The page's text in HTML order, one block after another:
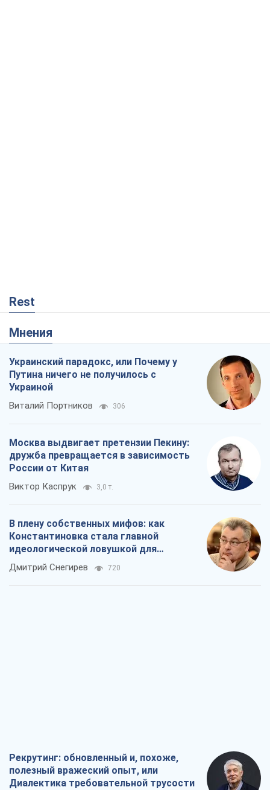
Rest
Мнения
Украинский парадокс, или Почему у
Путина ничего не получилось с
Украиной
Виталий Портников 306
Москва выдвигает претензии Пекину:
дружба превращается в зависимость
России от Китая
Виктор Каспрук 3,0 т.
В плену собственных мифов: как
Константиновка стала главной
идеологической ловушкой для
российских оккупантов
Дмитрий Снегирев 720
Рекрутинг: обновленный и, похоже,
полезный вражеский опыт, или
Диалектика требовательной трусости